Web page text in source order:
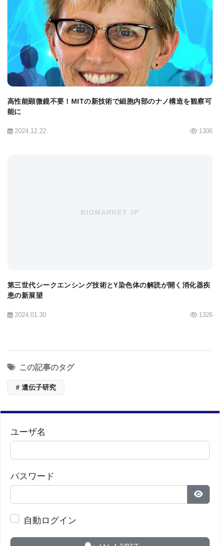
は45.6人で有意差p=0.005) だった。また、この始祖
のY染色体を共有する498人では26人が前立腺がん
(理論値は9.5人で有意差はp=8E-6) だった。
さらに、始祖のY染色体を遺伝していない男子子孫
には39人で前立腺がんが見つかっている (理論値は
36.1人で有意差はp=0.68)。
この結果から、特定のY染色体が前立腺がんになり
れ、その原因となる遺伝子や変異体を判断する上で
考えられる。前立腺がんの遺伝的リスクを増大させ
る遺伝子が解明できれば、このがんの治療法を向上
させる研究も一気に前進することが考えれる。
基づいている。このASHGは、8,000人近い世界の人
類遺伝学専門家の第一級の専門家を会員とする組織
であり、ASHGの年次総会は、人類遺伝学専門家の
会議としては世界最大であり、この分野の著名な専
門家の集まるフォーラムでもある。10月26日までボ
ストンで開かれていたASHG年次総会には約6,700人
の遺伝学専門家が出席した。画像はX染色体とY染色
体。Y染色体の小ささが分かる。
Distinct Y Chromosomes Associated with
Significant Excess Risk of Prostate Cancer
BIOMARKET JP
高性能顕微鏡不要！MITの新技術で細胞内部のナノ構造を観察可
能に
2024.12.22 1306
BIOMARKET JP
第三世代シークエンシング技術とY染色体の解読が開く消化器疾
患の新展望
2024.01.30 1326
この記事のタグ
# 遺伝子研究
ユーザ名
パスワード
パス
自動ログイン